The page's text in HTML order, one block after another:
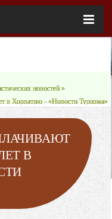
новостей »
в Хорватию - «Новости Туризма»
В